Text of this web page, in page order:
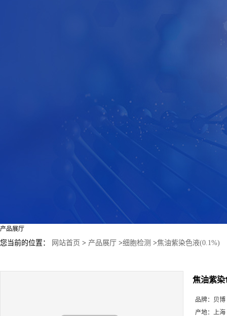
产品展厅
您当前的位置： 网站首页 > 产品展厅 >细胞检测 >焦油紫染色液(0.1%)
焦油紫染
品牌： 贝博
产地： 上海